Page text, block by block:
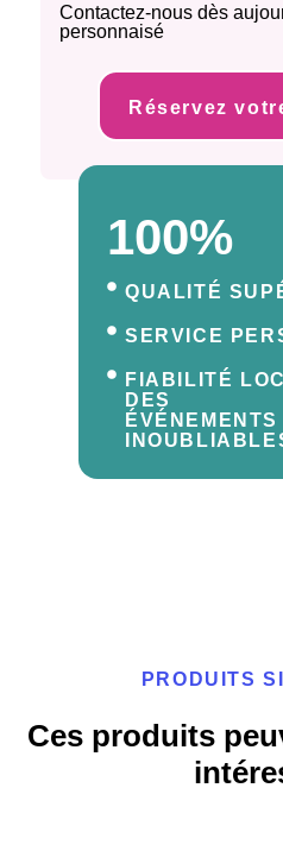
100%
QUALITÉ
SERVICE
FIABILITÉ
DES
ÉVÉNEMENTS
Contactez-nous dès
personnaisé
Réservez
PRODUITS
Ces produits